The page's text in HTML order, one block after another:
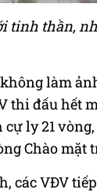
tinh thần,
làm
thi đấu hết
ly 21
Chào mặt
các VĐV